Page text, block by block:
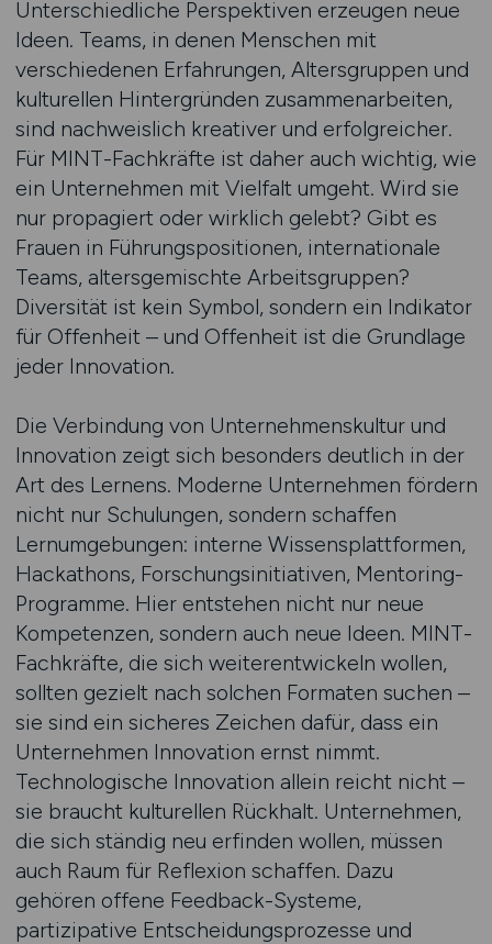
Unterschiedliche Perspektiven erzeugen neue
Ideen. Teams, in denen Menschen mit
verschiedenen Erfahrungen, Altersgruppen und
kulturellen Hintergründen zusammenarbeiten,
sind nachweislich kreativer und erfolgreicher.
Für MINT-Fachkräfte ist daher auch wichtig, wie
ein Unternehmen mit Vielfalt umgeht. Wird sie
nur propagiert oder wirklich gelebt? Gibt es
Frauen in Führungspositionen, internationale
Teams, altersgemischte Arbeitsgruppen?
Diversität ist kein Symbol, sondern ein Indikator
für Offenheit – und Offenheit ist die Grundlage
jeder Innovation.
Die Verbindung von Unternehmenskultur und
Innovation zeigt sich besonders deutlich in der
Art des Lernens. Moderne Unternehmen fördern
nicht nur Schulungen, sondern schaffen
Lernumgebungen: interne Wissensplattformen,
Hackathons, Forschungsinitiativen, Mentoring-
Programme. Hier entstehen nicht nur neue
Kompetenzen, sondern auch neue Ideen. MINT-
Fachkräfte, die sich weiterentwickeln wollen,
sollten gezielt nach solchen Formaten suchen –
sie sind ein sicheres Zeichen dafür, dass ein
Unternehmen Innovation ernst nimmt.
Technologische Innovation allein reicht nicht –
sie braucht kulturellen Rückhalt. Unternehmen,
die sich ständig neu erfinden wollen, müssen
auch Raum für Reflexion schaffen. Dazu
gehören offene Feedback-Systeme,
partizipative Entscheidungsprozesse und